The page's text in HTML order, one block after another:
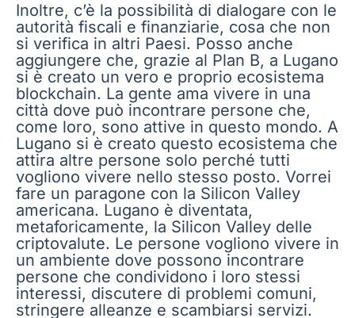
Inoltre, c’è la possibilità di dialogare con le
autorità fiscali e finanziarie, cosa che non
si verifica in altri Paesi. Posso anche
aggiungere che, grazie al Plan B, a Lugano
si è creato un vero e proprio ecosistema
blockchain. La gente ama vivere in una
città dove può incontrare persone che,
come loro, sono attive in questo mondo. A
Lugano si è creato questo ecosistema che
attira altre persone solo perché tutti
vogliono vivere nello stesso posto. Vorrei
fare un paragone con la Silicon Valley
americana. Lugano è diventata,
metaforicamente, la Silicon Valley delle
criptovalute. Le persone vogliono vivere in
un ambiente dove possono incontrare
persone che condividono i loro stessi
interessi, discutere di problemi comuni,
stringere alleanze e scambiarsi servizi.